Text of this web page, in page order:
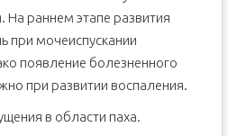
На раннем этапе развития
при мочеиспускании
появление болезненного
при развитии воспаления.
в области паха.